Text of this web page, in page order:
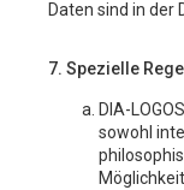
Daten sind in der
7. Spezielle
DIA-
sowohl